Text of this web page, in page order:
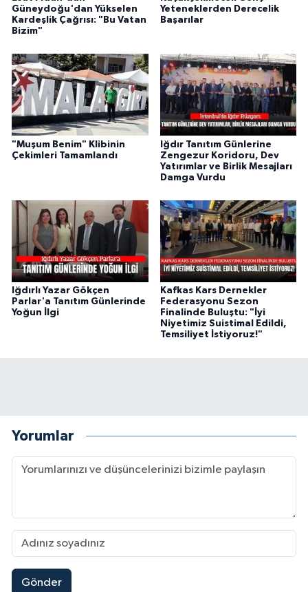
Güneydoğu'dan Yükselen
Kardeşlik Çağrısı: "Bu Vatan
Bizim"
Yeteneklerden Derecelik
Başarılar
"Muşum Benim" Klibinin
Çekimleri Tamamlandı
Iğdır Tanıtım Günlerine
Zengezur Koridoru, Dev
Yatırımlar ve Birlik Mesajları
Damga Vurdu
Iğdırlı Yazar Gökçen
Parlar'a Tanıtım Günlerinde
Yoğun İlgi
Kafkas Kars Dernekler
Federasyonu Sezon
Finalinde Buluştu: "İyi
Niyetimiz Suistimal Edildi,
Temsiliyet İstiyoruz!"
Yorumlar
Gönder